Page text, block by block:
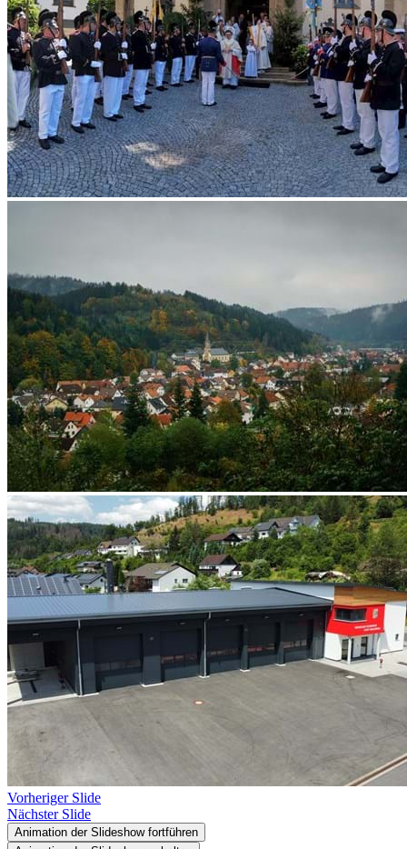
Vorheriger Slide
Nächster Slide
Animation der Slideshow fortführen